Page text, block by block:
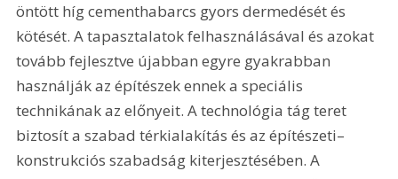
öntött híg cementhabarcs gyors dermedését és
kötését. A tapasztalatok felhasználásával és azokat
tovább fejlesztve újabban egyre gyakrabban
használják az építészek ennek a speciális
technikának az előnyeit. A technológia tág teret
biztosít a szabad térkialakítás és az építészeti–
konstrukciós szabadság kiterjesztésében. A